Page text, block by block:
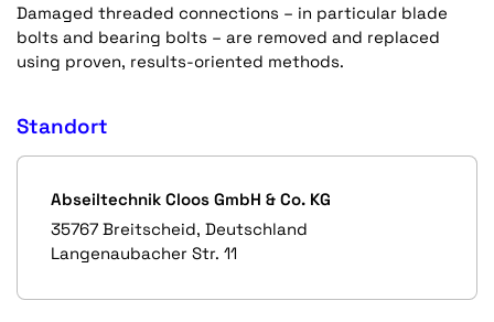
Damaged threaded connections – in particular blade
bolts and bearing bolts – are removed and replaced
using proven, results-oriented methods.
Standort
Abseiltechnik Cloos GmbH & Co. KG
35767 Breitscheid, Deutschland
Langenaubacher Str. 11